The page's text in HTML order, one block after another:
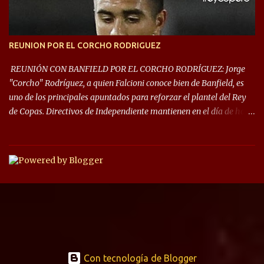
REUNION POR EL CORCHO RODRIGUEZ
REUNIÓN CON BANFIELD POR EL CORCHO RODRÍGUEZ: Jorge
"Corcho" Rodríguez, a quien Falcioni conoce bien de Banfield, es
uno de los principales apuntados para reforzar el plantel del Rey
de Copas. Directivos de Independiente mantienen en el día de hoy
préstamo con opción de compra pero, por lo que se sabe, Banfield
busca vender al menos el 50% del pase por una cifra cercana a los
1,5 millones de dólares. El volante central titular del Banfield y
de sus compañeros, realizó 17 infracciones y solo fue amonestado
Con tecnología de Blogger